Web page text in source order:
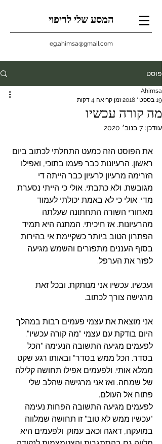
המסע שלי לריפוי
eg.ahimsa@gmail.com
פוסט
מה קורה עכשיו
Ahimsa
19 בספט׳ 2018
זמן קריאה 4 דקות
עודכן: 7 בנוב׳ 2020
את הפוסט הזה כמעט התחלתי לכתוב ביום
ראשון. הרעיונות כבר פעמו בתוכי, ואפילו
הזרימה מרעיון לרעיון כבר הייתה די
מגובשת. ולא כתבתי. אולי כי הייתי נסערת
מדי. אולי כי לא באמת יכולתי לעמוד
מאחורי השורה התחתונה שעלתה
מהרעיונות. אז חיכיתי. המתנה היא תמיד
הפתרון הטוב ביותר כשקיימת אי בהירות.
בסוף העננים מתפזרים והשמש מגיעה
לפזר את הערפל.
ועכשיו. עכשיו אני מנותקת. ובכל זאת
מרגישה צורך לכתוב.
אני מוצאת את עצמי פעמים רבות במהלך
היום בודקת עם עצמי "מה קורה עכשיו".
לפעמים מגיעה התשובה הנעימה "הכל
בסדר. הכל ממש בסדר" ובאותו רגע שקט
ממלא אותי. ולפעמים אפילו תחושה קלילה
של שמחה. ואז אני מרגישה שהלב שלי
פתוח אל העולם.
לפעמים מגיעה התשובה הפחות נעימה
"עכשיו ממש לא טוב" זו תחושה שמלווה
במועקה, דאגה וכאב עמוק. ולפעמים היא